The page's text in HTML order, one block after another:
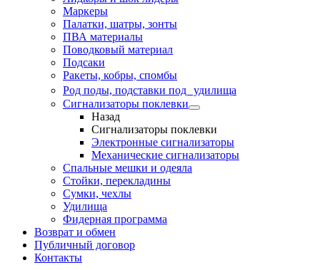
Маркеры
Палатки, шатры, зонты
ПВА материалы
Поводковый материал
Подсаки
Ракеты, кобры, спомбы
Род поды, подставки под удилища
Сигнализаторы поклевки
Назад
Сигнализаторы поклевки
Электронные сигнализаторы
Механические сигнализаторы
Спальные мешки и одеяла
Стойки, перекладины
Сумки, чехлы
Удилища
Фидерная программа
Возврат и обмен
Публичный договор
Контакты